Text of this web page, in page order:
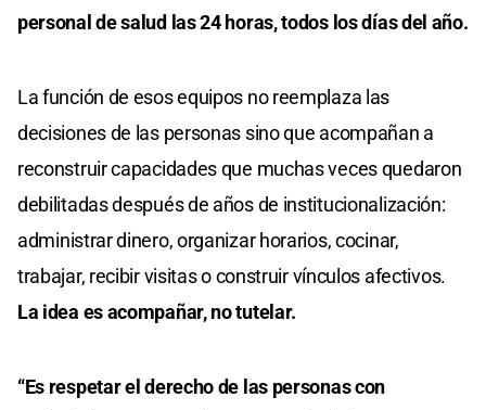
personal de salud las 24 horas, todos los días del año.
La función de esos equipos no reemplaza las
decisiones de las personas sino que acompañan a
reconstruir capacidades que muchas veces quedaron
debilitadas después de años de institucionalización:
administrar dinero, organizar horarios, cocinar,
trabajar, recibir visitas o construir vínculos afectivos.
La idea es acompañar, no tutelar.
“Es respetar el derecho de las personas con